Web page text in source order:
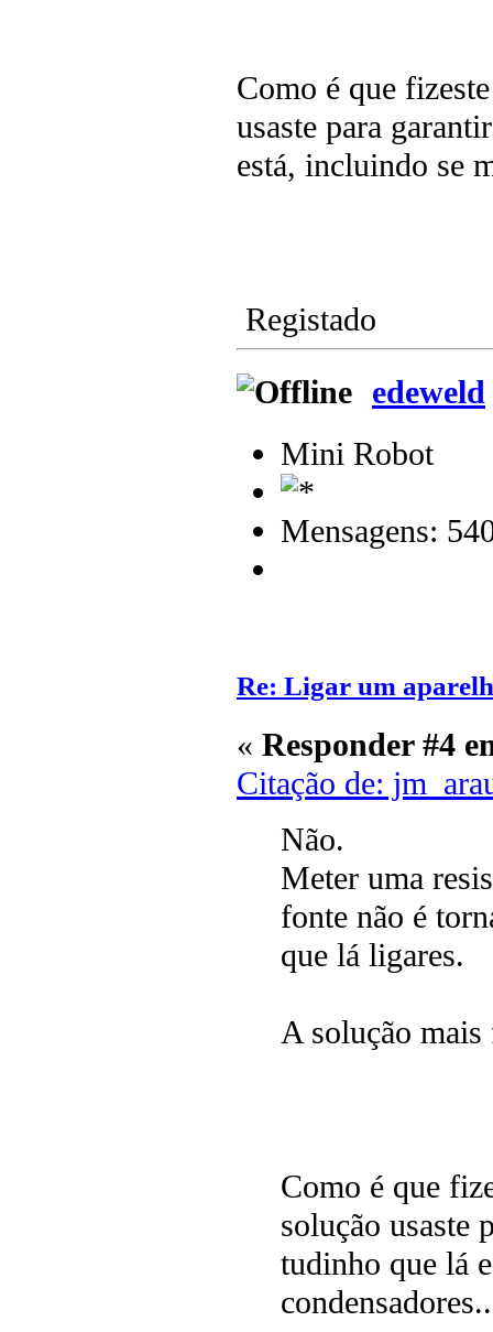
Como é que
usaste para
está, incluindo se
Registado
edeweld
Mini Robot
Mensagens:
Re: Ligar um
« Responder #4
Citação de:
Não.
Meter uma
fonte não é
que lá ligares.
A solução
Como é que
solução usaste
tudinho que lá